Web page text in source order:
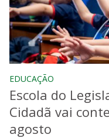
EDUCAÇÃO
Escola do
Cidadã vai
agosto